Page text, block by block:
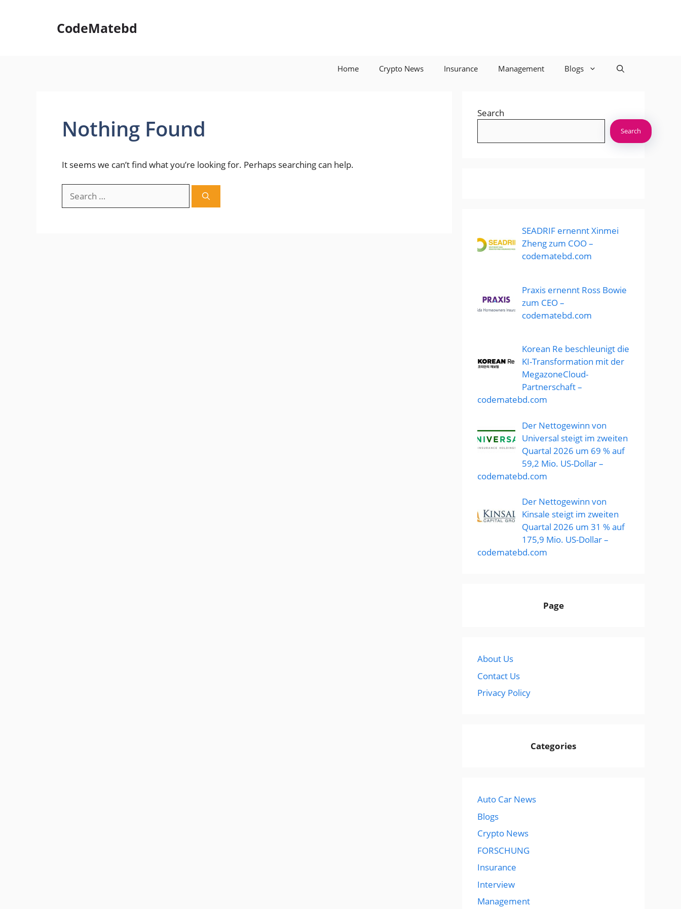
CodeMatebd
Home Crypto News Insurance Management Blogs
Nothing Found
It seems we can’t find what you’re looking for. Perhaps searching can help.
for:
Search
Search
SEADRIF ernennt Xinmei
Zheng zum COO –
codematebd.com
Praxis ernennt Ross Bowie
zum CEO –
codematebd.com
Korean Re beschleunigt die
KI-Transformation mit der
MegazoneCloud-
Partnerschaft –
codematebd.com
Der Nettogewinn von
Universal steigt im zweiten
Quartal 2026 um 69 % auf
59,2 Mio. US-Dollar –
codematebd.com
Der Nettogewinn von
Kinsale steigt im zweiten
Quartal 2026 um 31 % auf
175,9 Mio. US-Dollar –
codematebd.com
Page
About Us
Contact Us
Privacy Policy
Categories
Auto Car News
Blogs
Crypto News
FORSCHUNG
Insurance
Interview
Management